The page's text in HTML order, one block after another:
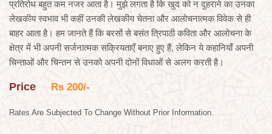
प्रतिरोध बहुत कम नजर आता है। मुझे लगता है कि खुद को न दुहराने का उनका
लेखकीय स्वभाव भी कहीं उनकी लेखकीय चेतना और आलोचनात्मक विवेक से ही
बाहर आता है। हम जानते हैं कि बरसों से बसंत त्रिपाठी कविता और आलोचना के
क्षेत्र में भी अपनी सर्जनात्मक सक्रियताएँ बनाए हुए हैं, लेकिन ये कहानियाँ अपनी
चिन्ताओं और चिन्तन से उनको अपनी दोनों विधाओं से अलग करती है।
Price Rs 200/-
Rates Are Subjected To Change Without Prior Information.